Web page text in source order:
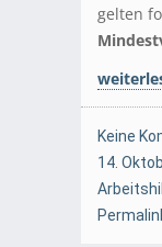
gelten
Keine
14.